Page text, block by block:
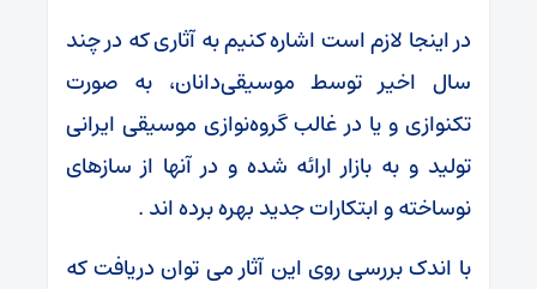
در اینجا لازم است اشاره کنیم به آثاری که در چند
سال اخیر توسط موسیقی‌دانان، به صورت
تکنوازی و یا در غالب گروه‌نوازی موسیقی ایرانی
تولید و به بازار ارائه شده و در آنها از سازهای
نوساخته و ابتکارات جدید بهره برده اند .
با اندک بررسی روی این آثار می توان دریافت که